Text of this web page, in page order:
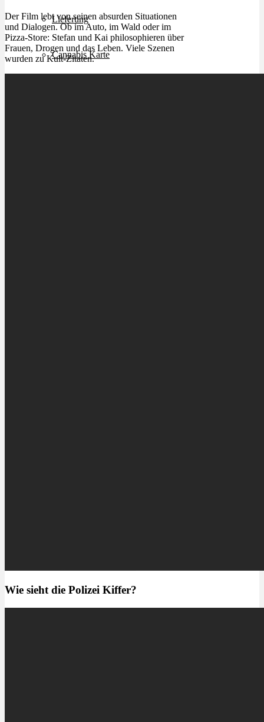
Lieferung
Cannabis Karte
Der Film lebt von seinen absurden Situationen
und Dialogen. Ob im Auto, im Wald oder im
Pizza-Store: Stefan und Kai philosophieren über
Frauen, Drogen und das Leben. Viele Szenen
wurden zu Kult-Zitaten.
Wie sieht die Polizei Kiffer?